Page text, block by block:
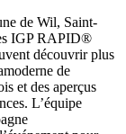
de Wil, Saint-
IGP RAPID®
découvrir plus
de
et des aperçus
L’équipe